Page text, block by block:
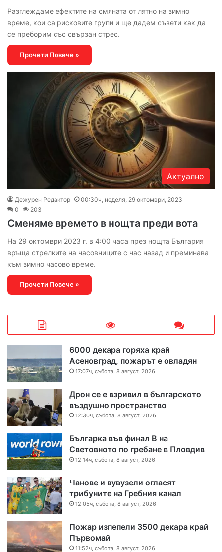
Разглеждаме ефектите на смяната от лятно на зимно
време, кои са рисковите групи и ще дадем съвети как да
се преборим със свързан стрес.
Прочети Повече »
Актуално
Дежурен Редактор
00:30ч, неделя, 29 октомври, 2023
0
203
Сменяме времето в нощта преди вота
На 29 октомври 2023 г. в 4:00 часа през нощта България
връща стрелките на часовниците с час назад и преминава
към зимно часово време.
Прочети Повече »
6000 декара горяха край
Асеновград, пожарът е овладян
17:07ч, събота, 8 август, 2026
Дрон се е взривил в българското
въздушно пространство
12:30ч, събота, 8 август, 2026
Българка във финал B на
Световното по гребане в Пловдив
12:14ч, събота, 8 август, 2026
Чанове и вувузели огласят
трибуните на Гребния канал
12:05ч, събота, 8 август, 2026
Пожар изпепели 3500 декара край
Първомай
11:52ч, събота, 8 август, 2026